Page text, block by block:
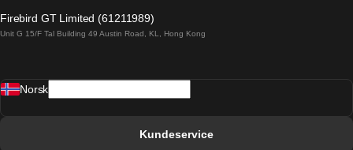
Barcelona Sevilla Tog
Firebird GT Limited (61211989)
Unit G 15/F Tal Building 49 Austin Road, KL, Hong Kong
Norsk
Kundeservice